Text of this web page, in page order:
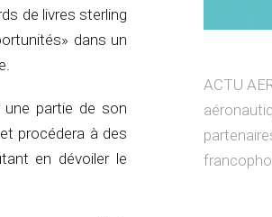
de livres sterling
dans un
partie de son
procédera à des
en dévoiler le
ACTU